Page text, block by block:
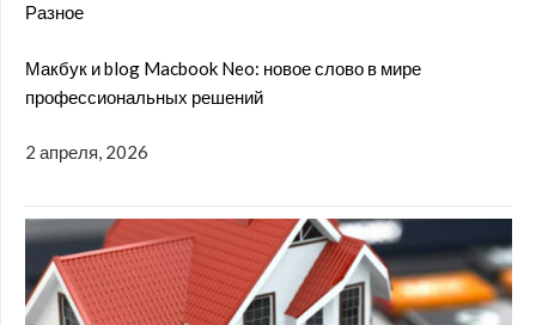
Разное
Макбук и blog Macbook Neo: новое слово в мире
профессиональных решений
2 апреля, 2026